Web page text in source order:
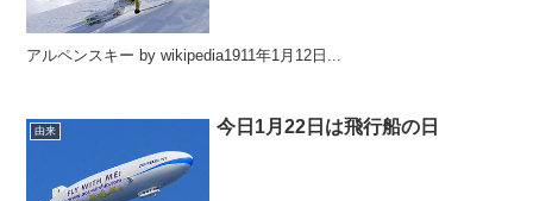
アルペンスキー by wikipedia1911年1月12日...
由来 今日1月22日は飛行船の日